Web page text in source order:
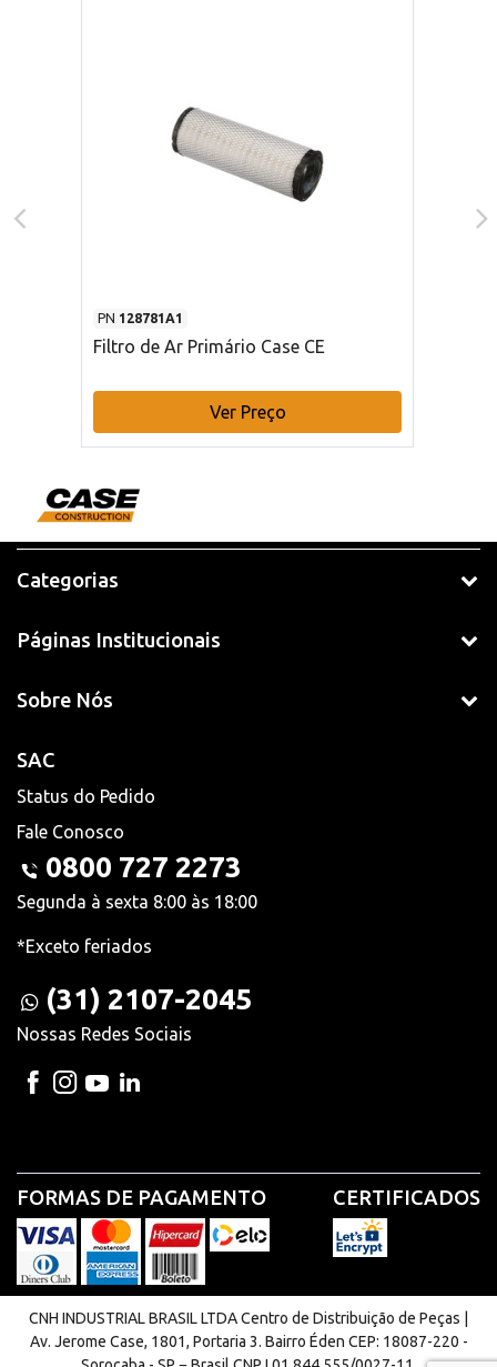
PN 128781A1
Filtro de Ar Primário Case CE
Ver Preço
Categorias
Páginas Institucionais
Sobre Nós
SAC
Status do Pedido
Fale Conosco
0800 727 2273
Segunda à sexta 8:00 às 18:00
*Exceto feriados
(31) 2107-2045
Nossas Redes Sociais
FORMAS DE PAGAMENTO CERTIFICADOS
CNH INDUSTRIAL BRASIL LTDA Centro de Distribuição de Peças |
Av. Jerome Case, 1801, Portaria 3. Bairro Éden CEP: 18087-220 -